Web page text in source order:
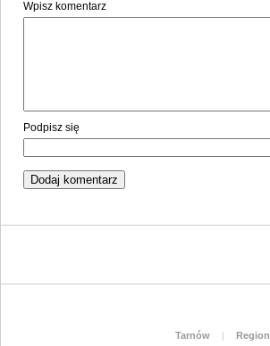
Wpisz komentarz
Podpisz się
Tarnów | Region